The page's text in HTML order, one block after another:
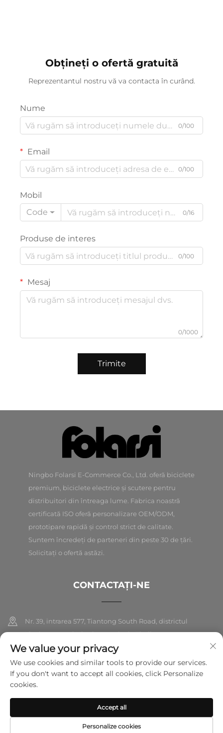
Obțineți o ofertă gratuită
Reprezentantul nostru vă va contacta în curând.
Nume
0/100
Email
0/100
Mobil
Code
0/16
Produse de interes
0/100
Mesaj
0/1000
Trimite
Ningbo Folarsi E-Commerce Co., Ltd. oferă biciclete
premium, biciclete electrice și scutere pentru
distribuitori din întreaga lume. Fabrica noastră
certificată ISO oferă personalizare OEM/ODM,
prototipare rapidă și control strict de calitate.
Suntem încredeți de parteneri din peste 30 de țări.
Solicitați o ofertă astăzi.
CONTACTAȚI-NE
Nr. 39, intrarea 577, Tiantong South Road, districtul
Yinzhou, orașul Ningbo, provincia Zhejiang
+86-18989326021
[email protected]
Drepturi de autor © 2026 Ningbo Folarsi E-Commerce Co., Ltd. Toate
drepturile rezervate. Politica de confidențialitate
We value your privacy
We use cookies and similar tools to provide our services.
If you don't want to accept all cookies, click Personalize
cookies.
Personalize cookies
Accept all